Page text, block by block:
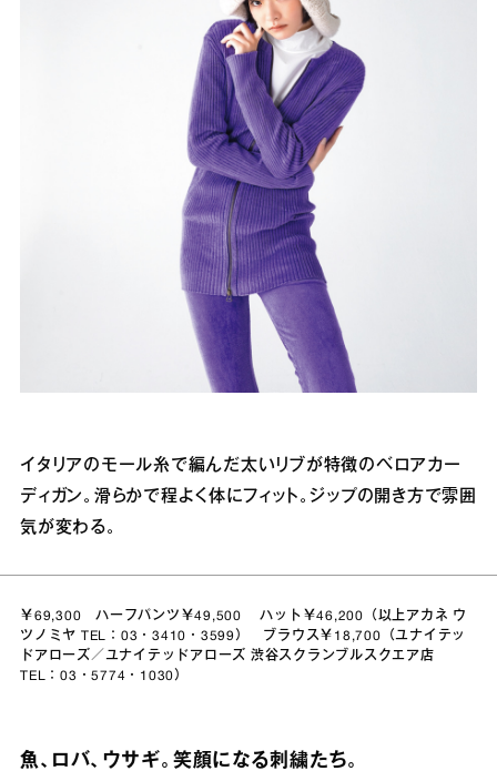
イタリアのモール糸で編んだ太いリブが特徴のベロアカー
ディガン。滑らかで程よく体にフィット。ジップの開き方で雰囲
気が変わる。
￥69,300 ハーフパンツ￥49,500 ハット￥46,200（以上アカネ ウ
ツノミヤ TEL：03・3410・3599） ブラウス￥18,700（ユナイテッ
ドアローズ／ユナイテッドアローズ 渋谷スクランブルスクエア店
TEL：03・5774・1030）
魚、ロバ、ウサギ。笑顔になる刺繍たち。